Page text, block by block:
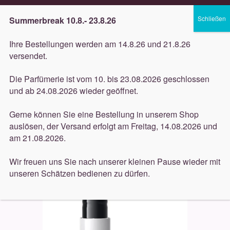
Lieferung innerhalb 3 Werktagen
Navigation
springen
Inhalt
springen
Düfte
öffnen
öffnen
Dekorative
Accessoires
öffnen
Start Dekorative Und Gretel
UND GRETEL TUNKAL
Summerbreak 10.8.- 23.8.26
Ihre Bestellungen werden am 14.8.26 und 21.8.26
versendet.
Die Parfümerie ist vom 10. bis 23.08.2026 geschlossen
und ab 24.08.2026 wieder geöffnet.
Gerne können Sie eine Bestellung in unserem Shop
auslösen, der Versand erfolgt am Freitag, 14.08.2026 und
am 21.08.2026.
Wir freuen uns Sie nach unserer kleinen Pause wieder mit
unseren Schätzen bedienen zu dürfen.